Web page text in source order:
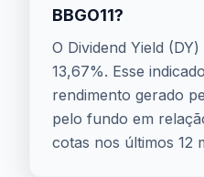
BBGO11?
O Dividend Yield
13,67%. Esse
rendimento gerado
pelo fundo em
cotas nos últimos 12